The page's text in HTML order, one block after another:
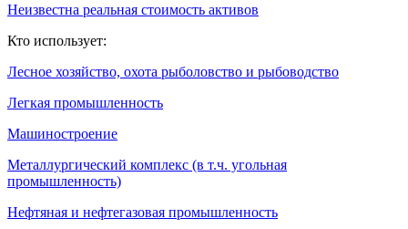
Неизвестна реальная стоимость активов
Кто использует:
Лесное хозяйство, охота рыболовство и рыбоводство
Легкая промышленность
Машиностроение
Металлургический комплекс (в т.ч. угольная
промышленность)
Нефтяная и нефтегазовая промышленность